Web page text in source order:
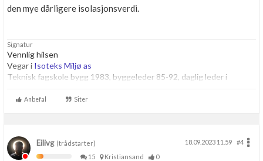
den mye dårligere isolasjonsverdi.
Signatur
Vennlig hilsen
Vegar i Isoteks Miljø as
Teknisk fagskole bygg 1983, byggeleder 85-92, daglig leder i
Spesialavfall i bygg, Isolering, og sugebiler som sugere ut flis, leire,
Anbefal Siter
Eilivg(trådstarter) 18.09.2023 11.59
#4
15
Kristiansand 0